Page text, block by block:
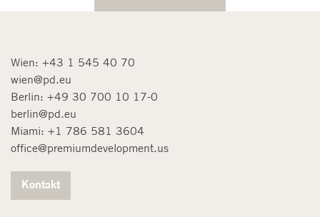
Wien: +43 1 545 40 70
wien@pd.eu
Berlin: +49 30 700 10 17-0
berlin@pd.eu
Miami: +1 786 581 3604
office@premiumdevelopment.us
Kontakt